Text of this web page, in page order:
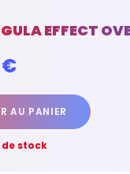
EFFECT
AU PANIER
stock